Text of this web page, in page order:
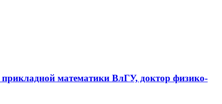
математики ВлГУ, доктор физико-